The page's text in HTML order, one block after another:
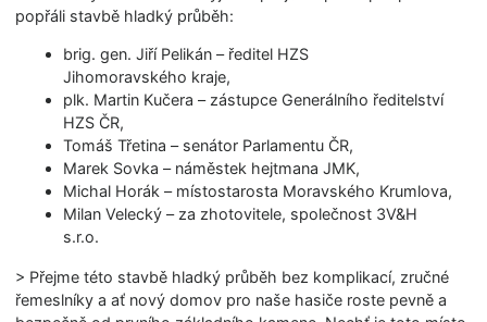
popřáli stavbě hladký průběh:
brig. gen. Jiří Pelikán – ředitel HZS
Jihomoravského kra­je,
plk. Martin Kučera – zástupce Generálního ředitelství
HZS ČR,
Tomáš Třetina – senátor Parlamentu ČR,
Marek Sovka – náměstek hejtmana JMK,
Michal Horák – místostarosta Moravského Krumlova,
Milan Velecký – za zhotovitele, společnost 3V&H
s.r.o.
> Přejme této stavbě hladký průběh bez komplikací, zručné
řemeslníky a ať nový domov pro naše hasiče roste pevně a